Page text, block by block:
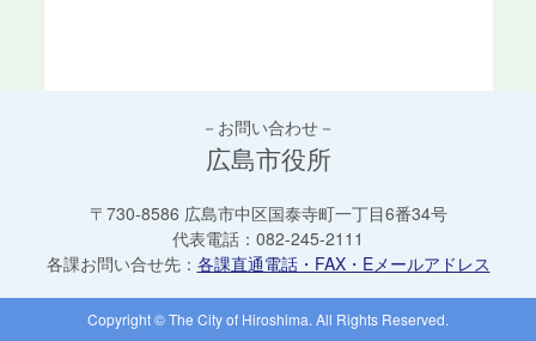
－お問い合わせ－
広島市役所
〒730-8586 広島市中区国泰寺町一丁目6番34号
代表電話： 082-245-2111
各課お問い合せ先： 各課直通電話・FAX・Eメールアドレス
Copyright © The City of Hiroshima. All Rights Reserved.